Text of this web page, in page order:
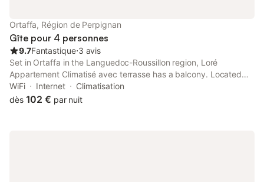
Ortaffa, Région de Perpignan
Gîte pour 4 personnes
9.7Fantastique⋅3 avis
Set in Ortaffa in the Languedoc-Roussillon region, Loré
Appartement Climatisé avec terrasse has a balcony. Located
around 19 km from Stade Gilbert Brutus, the apartment is also
20 km away from Collioure Royal Castle.
WiFi Internet
Climatisation
dès 102 € par nuit